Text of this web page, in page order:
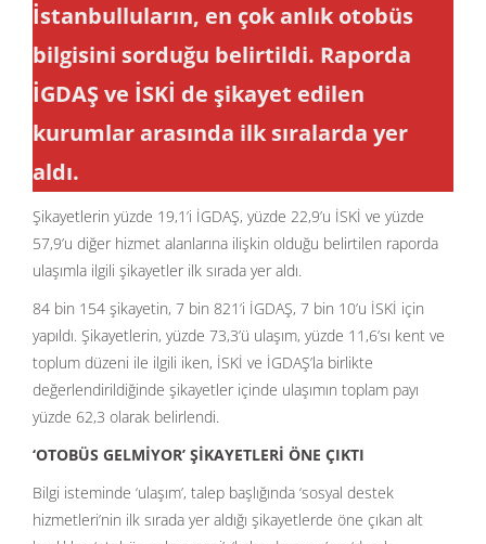
İstanbulluların, en çok anlık otobüs
bilgisini sorduğu belirtildi. Raporda
İGDAŞ ve İSKİ de şikayet edilen
kurumlar arasında ilk sıralarda yer
aldı.
Şikayetlerin yüzde 19,1’i İGDAŞ, yüzde 22,9’u İSKİ ve yüzde
57,9’u diğer hizmet alanlarına ilişkin olduğu belirtilen raporda
ulaşımla ilgili şikayetler ilk sırada yer aldı.
84 bin 154 şikayetin, 7 bin 821’i İGDAŞ, 7 bin 10’u İSKİ için
yapıldı. Şikayetlerin, yüzde 73,3’ü ulaşım, yüzde 11,6’sı kent ve
toplum düzeni ile ilgili iken, İSKİ ve İGDAŞ’la birlikte
değerlendirildiğinde şikayetler içinde ulaşımın toplam payı
yüzde 62,3 olarak belirlendi.
‘OTOBÜS GELMİYOR’ ŞİKAYETLERİ ÖNE ÇIKTI
Bilgi isteminde ‘ulaşım’, talep başlığında ‘sosyal destek
hizmetleri’nin ilk sırada yer aldığı şikayetlerde öne çıkan alt